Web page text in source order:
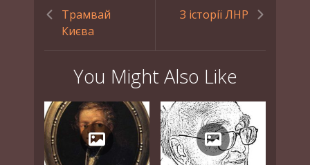
Трамвай
Києва
З історії ЛНР
You Might Also Like